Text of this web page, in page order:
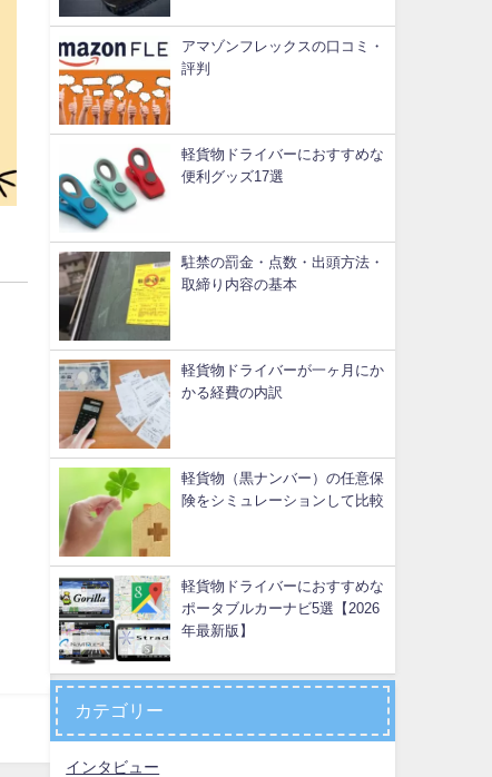
アマゾンフレックスの口コミ・
評判
軽貨物ドライバーにおすすめな
便利グッズ17選
駐禁の罰金・点数・出頭方法・
取締り内容の基本
軽貨物ドライバーが一ヶ月にか
かる経費の内訳
軽貨物（黒ナンバー）の任意保
険をシミュレーションして比較
軽貨物ドライバーにおすすめな
ポータブルカーナビ5選【2026
年最新版】
カテゴリー
インタビュー